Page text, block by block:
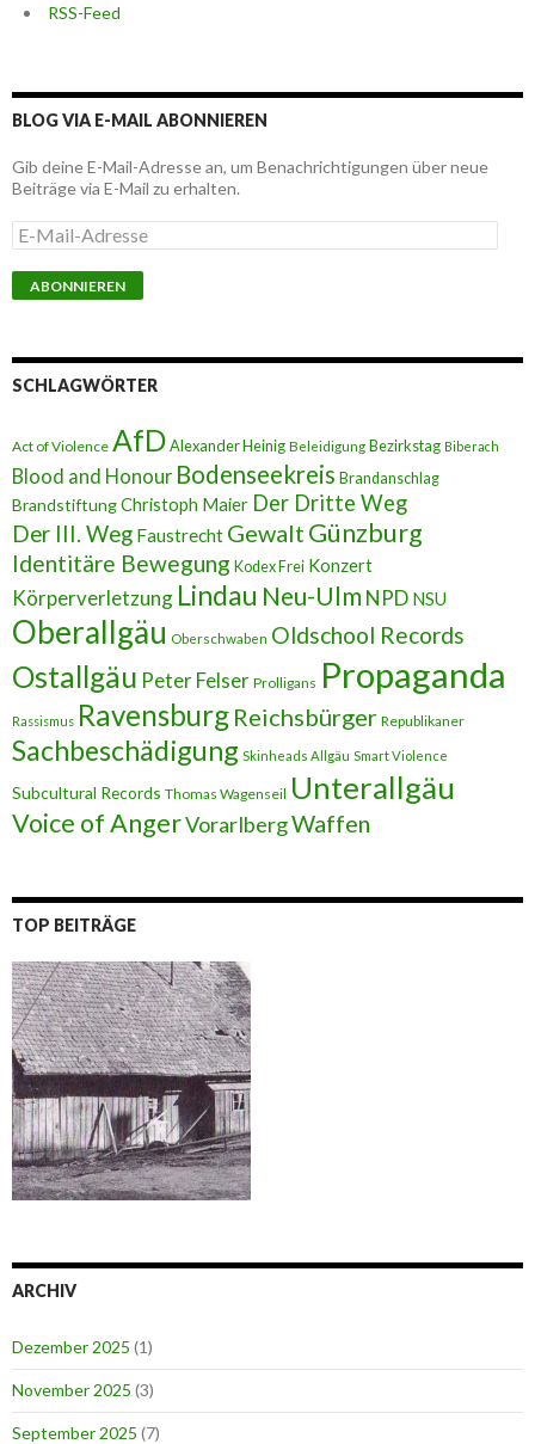
RSS-Feed
BLOG VIA E-MAIL ABONNIEREN
Gib deine E-Mail-Adresse an, um Benachrichtigungen über neue
Beiträge via E-Mail zu erhalten.
E
-
M
a
-
A
e
s
s
e
SCHLAGWÖRTER
Act of Violence AfDAlexander Heinig Beleidigung Bezirkstag Biberach
Blood and Honour Bodenseekreis Brandanschlag
BrandstiftungChristoph Maier Der Dritte Weg
Der III. Weg Faustrecht Gewalt Günzburg
Identitäre Bewegung Kodex Frei Konzert
Körperverletzung Lindau Neu-Ulm NPD NSU
Oberallgäu Oberschwaben Oldschool Records
Ostallgäu Peter Felser Prolligans Propaganda
Rassismus Ravensburg Reichsbürger Republikaner
Sachbeschädigung Skinheads Allgäu Smart Violence
Subcultural Records Thomas Wagenseil Unterallgäu
Voice of AngerVorarlbergWaffen
TOP BEITRÄGE
ARCHIV
Dezember 2025 (1)
November 2025 (3)
September 2025 (7)